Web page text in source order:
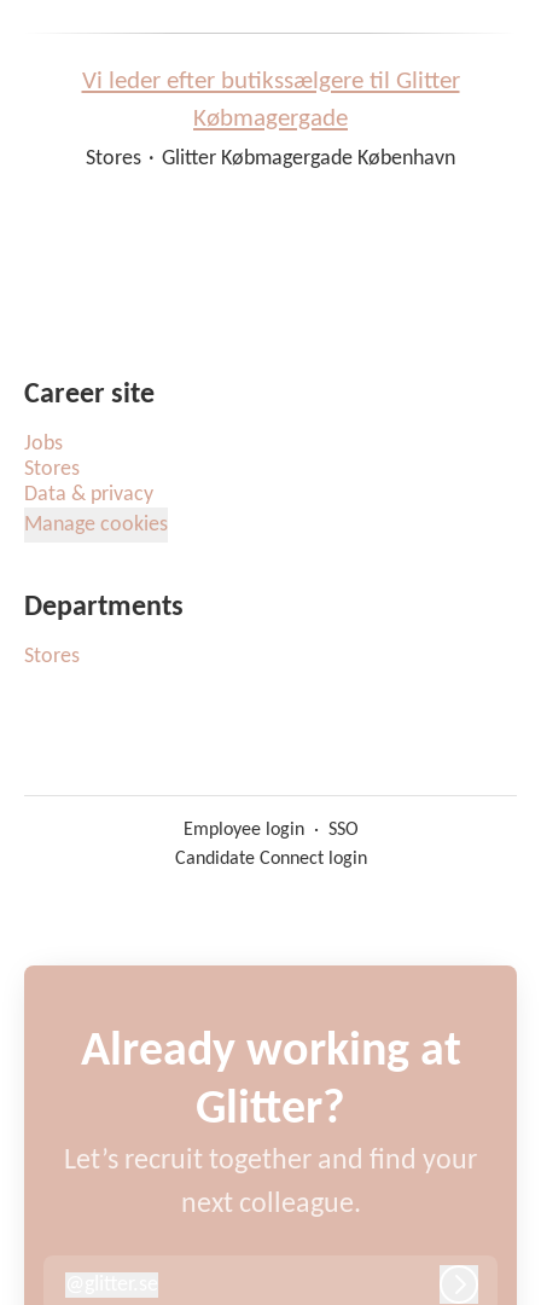
Vi leder efter butikssælgere til Glitter
Købmagergade
Stores · Glitter Købmagergade København
Career site
Jobs
Stores
Data & privacy
Manage cookies
Departments
Stores
Employee login · SSO
Candidate Connect login
Already working at
Glitter?
Let’s recruit together and find your
next colleague.
glitter.se